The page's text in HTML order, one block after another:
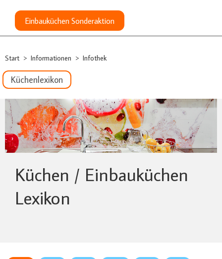
Einbauküchen Sonderaktion
Start > Informationen > Infothek
Küchenlexikon
Küchen / Einbauküchen
Lexikon